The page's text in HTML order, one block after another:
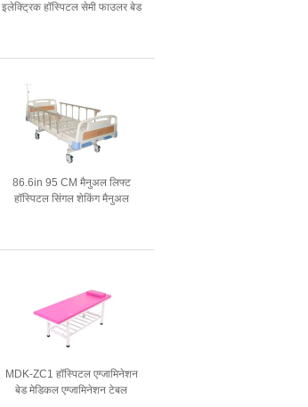
इलेक्ट्रिक हॉस्पिटल सेमी फाउलर बेड
86.6in 95 CM मैनुअल लिफ्ट
हॉस्पिटल सिंगल शेकिंग मैनुअल
MDK-ZC1 हॉस्पिटल एग्जामिनेशन
बेड मेडिकल एग्जामिनेशन टेबल